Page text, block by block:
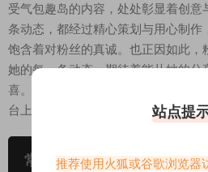
受气包趣岛的内容，处处彰显着创
条动态，都经过精心策划与用心制作
饱含着对粉丝的真诚。也正因如此，
她的每一条动态，期待着能从她的分
喜。相信在未来，“受气包”会继续以
台上绽放更加耀眼的光芒。
常见问题
站点提
推荐使用火狐或谷歌浏览器